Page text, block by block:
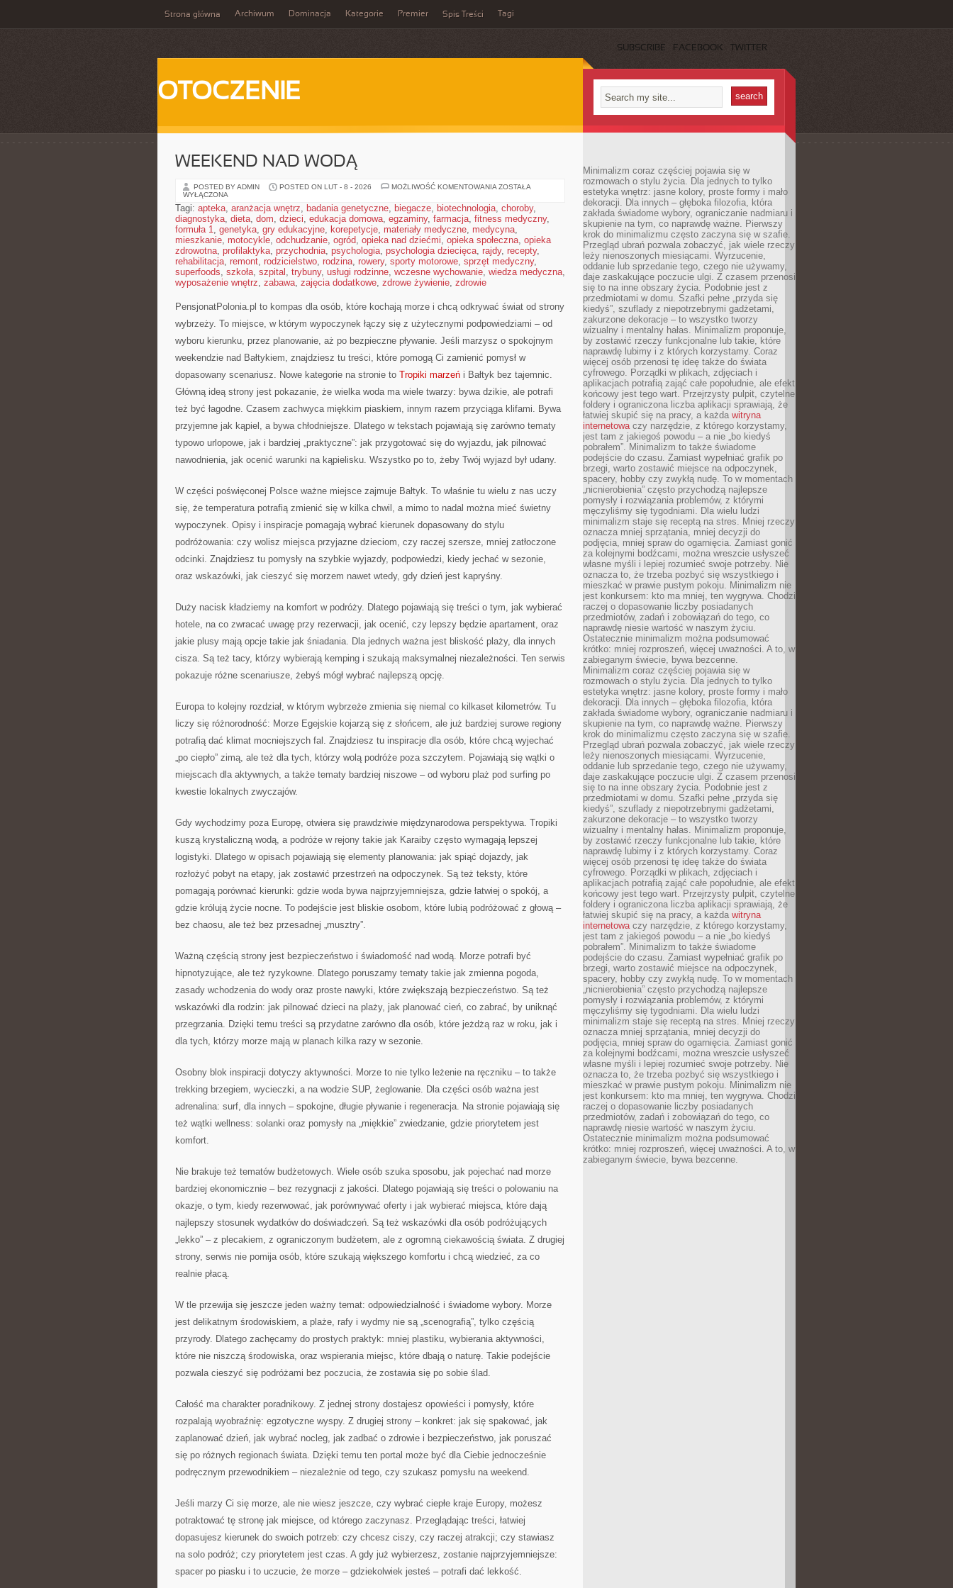
Strona główna Archiwum Dominacja Kategorie Premier Spis Treści Tagi
SUBSCRIBE FACEBOOK TWITTER
OTOCZENIE
WEEKEND NAD WODĄ
POSTED BY ADMIN POSTED ON LUT - 8 - 2026 MOŻLIWOŚĆ KOMENTOWANIA WEEKEND
ZOSTAŁA
WYŁĄCZONA
Tagi: apteka, aranżacja wnętrz, badania genetyczne, biegacze, biotechnologia, choroby,
diagnostyka, dieta, dom, dzieci, edukacja domowa, egzaminy, farmacja, fitness medyczny,
formuła 1, genetyka, gry edukacyjne, korepetycje, materiały medyczne, medycyna,
mieszkanie, motocykle, odchudzanie, ogród, opieka nad dziećmi, opieka społeczna, opieka
zdrowotna, profilaktyka, przychodnia, psychologia, psychologia dziecięca, rajdy, recepty,
rehabilitacja, remont, rodzicielstwo, rodzina, rowery, sporty motorowe, sprzęt medyczny,
superfoods, szkoła, szpital , trybuny, usługi rodzinne, wczesne wychowanie, wiedza medyczna,
wyposażenie wnętrz, zabawa, zajęcia dodatkowe, zdrowe żywienie, zdrowie
PensjonatPolonia.pl to kompas dla osób, które kochają morze i chcą odkrywać świat od strony
wybrzeży. To miejsce, w którym wypoczynek łączy się z użytecznymi podpowiedziami – od
wyboru kierunku, przez planowanie, aż po bezpieczne pływanie. Jeśli marzysz o spokojnym
weekendzie nad Bałtykiem, znajdziesz tu treści, które pomogą Ci zamienić pomysł w
dopasowany scenariusz. Nowe kategorie na stronie to Tropiki marzeń i Bałtyk bez tajemnic.
Główną ideą strony jest pokazanie, że wielka woda ma wiele twarzy: bywa dzikie, ale potrafi
też być łagodne. Czasem zachwyca miękkim piaskiem, innym razem przyciąga klifami. Bywa
przyjemne jak kąpiel, a bywa chłodniejsze. Dlatego w tekstach pojawiają się zarówno tematy
typowo urlopowe, jak i bardziej „praktyczne”: jak przygotować się do wyjazdu, jak pilnować
nawodnienia, jak ocenić warunki na kąpielisku. Wszystko po to, żeby Twój wyjazd był udany.
W części poświęconej Polsce ważne miejsce zajmuje Bałtyk. To właśnie tu wielu z nas uczy
się, że temperatura potrafią zmienić się w kilka chwil, a mimo to nadal można mieć świetny
wypoczynek. Opisy i inspiracje pomagają wybrać kierunek dopasowany do stylu
podróżowania: czy wolisz miejsca przyjazne dzieciom, czy raczej szersze, mniej zatłoczone
odcinki. Znajdziesz tu pomysły na szybkie wyjazdy, podpowiedzi, kiedy jechać w sezonie,
oraz wskazówki, jak cieszyć się morzem nawet wtedy, gdy dzień jest kapryśny.
Duży nacisk kładziemy na komfort w podróży. Dlatego pojawiają się treści o tym, jak wybierać
hotele, na co zwracać uwagę przy rezerwacji, jak ocenić, czy lepszy będzie apartament, oraz
jakie plusy mają opcje takie jak śniadania. Dla jednych ważna jest bliskość plaży, dla innych
cisza. Są też tacy, którzy wybierają kemping i szukają maksymalnej niezależności. Ten serwis
pokazuje różne scenariusze, żebyś mógł wybrać najlepszą opcję.
Europa to kolejny rozdział, w którym wybrzeże zmienia się niemal co kilkaset kilometrów. Tu
liczy się różnorodność: Morze Egejskie kojarzą się z słońcem, ale już bardziej surowe regiony
potrafią dać klimat mocniejszych fal. Znajdziesz tu inspiracje dla osób, które chcą wyjechać
„po ciepło” zimą, ale też dla tych, którzy wolą podróże poza szczytem. Pojawiają się wątki o
miejscach dla aktywnych, a także tematy bardziej niszowe – od wyboru plaż pod surfing po
kwestie lokalnych zwyczajów.
Gdy wychodzimy poza Europę, otwiera się prawdziwie międzynarodowa perspektywa. Tropiki
kuszą krystaliczną wodą, a podróże w rejony takie jak Karaiby często wymagają lepszej
logistyki. Dlatego w opisach pojawiają się elementy planowania: jak spiąć dojazdy, jak
rozłożyć pobyt na etapy, jak zostawić przestrzeń na odpoczynek. Są też teksty, które
pomagają porównać kierunki: gdzie woda bywa najprzyjemniejsza, gdzie łatwiej o spokój, a
gdzie królują życie nocne. To podejście jest bliskie osobom, które lubią podróżować z głową –
bez chaosu, ale też bez przesadnej „musztry”.
Ważną częścią strony jest bezpieczeństwo i świadomość nad wodą. Morze potrafi być
hipnotyzujące, ale też ryzykowne. Dlatego poruszamy tematy takie jak zmienna pogoda,
zasady wchodzenia do wody oraz proste nawyki, które zwiększają bezpieczeństwo. Są też
wskazówki dla rodzin: jak pilnować dzieci na plaży, jak planować cień, co zabrać, by uniknąć
przegrzania. Dzięki temu treści są przydatne zarówno dla osób, które jeżdżą raz w roku, jak i
dla tych, którzy morze mają w planach kilka razy w sezonie.
Osobny blok inspiracji dotyczy aktywności. Morze to nie tylko leżenie na ręczniku – to także
trekking brzegiem, wycieczki, a na wodzie SUP, żeglowanie. Dla części osób ważna jest
adrenalina: surf, dla innych – spokojne, długie pływanie i regeneracja. Na stronie pojawiają się
też wątki wellness: solanki oraz pomysły na „miękkie” zwiedzanie, gdzie priorytetem jest
komfort.
Nie brakuje też tematów budżetowych. Wiele osób szuka sposobu, jak pojechać nad morze
bardziej ekonomicznie – bez rezygnacji z jakości. Dlatego pojawiają się treści o polowaniu na
okazje, o tym, kiedy rezerwować, jak porównywać oferty i jak wybierać miejsca, które dają
najlepszy stosunek wydatków do doświadczeń. Są też wskazówki dla osób podróżujących
„lekko” – z plecakiem, z ograniczonym budżetem, ale z ogromną ciekawością świata. Z drugiej
strony, serwis nie pomija osób, które szukają większego komfortu i chcą wiedzieć, za co
realnie płacą.
W tle przewija się jeszcze jeden ważny temat: odpowiedzialność i świadome wybory. Morze
jest delikatnym środowiskiem, a plaże, rafy i wydmy nie są „scenografią”, tylko częścią
przyrody. Dlatego zachęcamy do prostych praktyk: mniej plastiku, wybierania aktywności,
które nie niszczą środowiska, oraz wspierania miejsc, które dbają o naturę. Takie podejście
pozwala cieszyć się podróżami bez poczucia, że zostawia się po sobie ślad.
Całość ma charakter poradnikowy. Z jednej strony dostajesz opowieści i pomysły, które
rozpalają wyobraźnię: egzotyczne wyspy. Z drugiej strony – konkret: jak się spakować, jak
zaplanować dzień, jak wybrać nocleg, jak zadbać o zdrowie i bezpieczeństwo, jak poruszać
się po różnych regionach świata. Dzięki temu ten portal może być dla Ciebie jednocześnie
podręcznym przewodnikiem – niezależnie od tego, czy szukasz pomysłu na weekend.
Jeśli marzy Ci się morze, ale nie wiesz jeszcze, czy wybrać ciepłe kraje Europy, możesz
potraktować tę stronę jak miejsce, od którego zaczynasz. Przeglądając treści, łatwiej
dopasujesz kierunek do swoich potrzeb: czy chcesz ciszy, czy raczej atrakcji; czy stawiasz
na solo podróż; czy priorytetem jest czas. A gdy już wybierzesz, zostanie najprzyjemniejsze:
spacer po piasku i to uczucie, że morze – gdziekolwiek jesteś – potrafi dać lekkość.
Minimalizm coraz częściej pojawia się w
rozmowach o stylu życia. Dla jednych to tylko
estetyka wnętrz: jasne kolory, proste formy i mało
dekoracji. Dla innych – głęboka filozofia, która
zakłada świadome wybory, ograniczanie nadmiaru i
skupienie na tym, co naprawdę ważne. Pierwszy
krok do minimalizmu często zaczyna się w szafie.
Przegląd ubrań pozwala zobaczyć, jak wiele rzeczy
leży nienoszonych miesiącami. Wyrzucenie,
oddanie lub sprzedanie tego, czego nie używamy,
daje zaskakujące poczucie ulgi. Z czasem przenosi
się to na inne obszary życia. Podobnie jest z
przedmiotami w domu. Szafki pełne „przyda się
kiedyś”, szuflady z niepotrzebnymi gadżetami,
zakurzone dekoracje – to wszystko tworzy
wizualny i mentalny hałas. Minimalizm proponuje,
by zostawić rzeczy funkcjonalne lub takie, które
naprawdę lubimy i z których korzystamy. Coraz
więcej osób przenosi tę ideę także do świata
cyfrowego. Porządki w plikach, zdjęciach i
aplikacjach potrafią zająć całe popołudnie, ale efekt
końcowy jest tego wart. Przejrzysty pulpit, czytelne
foldery i ograniczona liczba aplikacji sprawiają, że
łatwiej skupić się na pracy, a każda witryna
internetowaczy narzędzie, z którego korzystamy,
jest tam z jakiegoś powodu – a nie „bo kiedyś
pobrałem”. Minimalizm to także świadome
podejście do czasu. Zamiast wypełniać grafik po
brzegi, warto zostawić miejsce na odpoczynek,
spacery, hobby czy zwykłą nudę. To w momentach
„nicnierobienia” często przychodzą najlepsze
pomysły i rozwiązania problemów, z którymi
męczyliśmy się tygodniami. Dla wielu ludzi
minimalizm staje się receptą na stres. Mniej rzeczy
oznacza mniej sprzątania, mniej decyzji do
podjęcia, mniej spraw do ogarnięcia. Zamiast gonić
za kolejnymi bodźcami, można wreszcie usłyszeć
własne myśli i lepiej rozumieć swoje potrzeby. Nie
oznacza to, że trzeba pozbyć się wszystkiego i
mieszkać w prawie pustym pokoju. Minimalizm nie
jest konkursem: kto ma mniej, ten wygrywa. Chodzi
raczej o dopasowanie liczby posiadanych
przedmiotów, zadań i zobowiązań do tego, co
naprawdę niesie wartość w naszym życiu.
Ostatecznie minimalizm można podsumować
krótko: mniej rozproszeń, więcej uważności. A to, w
zabieganym świecie, bywa bezcenne.
Minimalizm coraz częściej pojawia się w
rozmowach o stylu życia. Dla jednych to tylko
estetyka wnętrz: jasne kolory, proste formy i mało
dekoracji. Dla innych – głęboka filozofia, która
zakłada świadome wybory, ograniczanie nadmiaru i
skupienie na tym, co naprawdę ważne. Pierwszy
krok do minimalizmu często zaczyna się w szafie.
Przegląd ubrań pozwala zobaczyć, jak wiele rzeczy
leży nienoszonych miesiącami. Wyrzucenie,
oddanie lub sprzedanie tego, czego nie używamy,
daje zaskakujące poczucie ulgi. Z czasem przenosi
się to na inne obszary życia. Podobnie jest z
przedmiotami w domu. Szafki pełne „przyda się
kiedyś”, szuflady z niepotrzebnymi gadżetami,
zakurzone dekoracje – to wszystko tworzy
wizualny i mentalny hałas. Minimalizm proponuje,
by zostawić rzeczy funkcjonalne lub takie, które
naprawdę lubimy i z których korzystamy. Coraz
więcej osób przenosi tę ideę także do świata
cyfrowego. Porządki w plikach, zdjęciach i
aplikacjach potrafią zająć całe popołudnie, ale efekt
końcowy jest tego wart. Przejrzysty pulpit, czytelne
foldery i ograniczona liczba aplikacji sprawiają, że
łatwiej skupić się na pracy, a każda witryna
internetowaczy narzędzie, z którego korzystamy,
jest tam z jakiegoś powodu – a nie „bo kiedyś
pobrałem”. Minimalizm to także świadome
podejście do czasu. Zamiast wypełniać grafik po
brzegi, warto zostawić miejsce na odpoczynek,
spacery, hobby czy zwykłą nudę. To w momentach
„nicnierobienia” często przychodzą najlepsze
pomysły i rozwiązania problemów, z którymi
męczyliśmy się tygodniami. Dla wielu ludzi
minimalizm staje się receptą na stres. Mniej rzeczy
oznacza mniej sprzątania, mniej decyzji do
podjęcia, mniej spraw do ogarnięcia. Zamiast gonić
za kolejnymi bodźcami, można wreszcie usłyszeć
własne myśli i lepiej rozumieć swoje potrzeby. Nie
oznacza to, że trzeba pozbyć się wszystkiego i
mieszkać w prawie pustym pokoju. Minimalizm nie
jest konkursem: kto ma mniej, ten wygrywa. Chodzi
raczej o dopasowanie liczby posiadanych
przedmiotów, zadań i zobowiązań do tego, co
naprawdę niesie wartość w naszym życiu.
Ostatecznie minimalizm można podsumować
krótko: mniej rozproszeń, więcej uważności. A to, w
zabieganym świecie, bywa bezcenne.